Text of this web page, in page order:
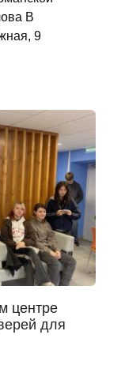
В
9
центре
для